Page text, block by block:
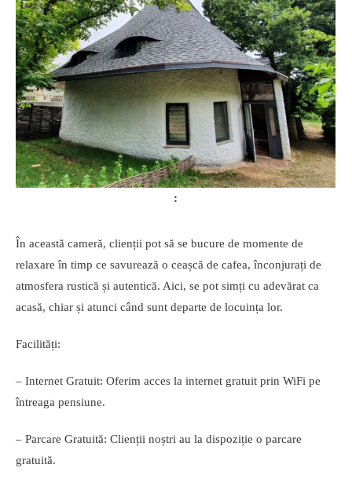
În această cameră, clienții pot să se bucure de momente de
relaxare în timp ce savurează o ceașcă de cafea, înconjurați de
atmosfera rustică și autentică. Aici, se pot simți cu adevărat ca
acasă, chiar și atunci când sunt departe de locuința lor.
Facilități:
– Internet Gratuit: Oferim acces la internet gratuit prin WiFi pe
întreaga pensiune.
– Parcare Gratuită: Clienții noștri au la dispoziție o parcare
gratuită.